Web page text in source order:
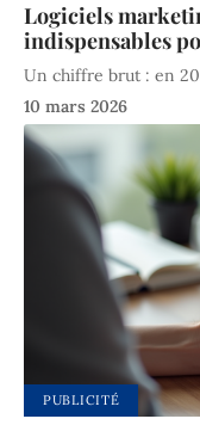
Logiciels
indispensables
Un chiffre brut : en
10 mars 2026
PUBLICITÉ